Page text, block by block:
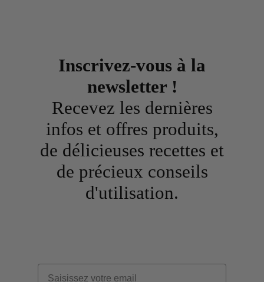
Inscrivez-vous à la
newsletter !
Recevez les dernières
infos et offres produits,
de délicieuses recettes et
de précieux conseils
d'utilisation.
Email